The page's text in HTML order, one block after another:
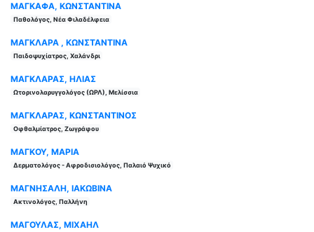
ΜΑΓΚΑΦΑ, ΚΩΝΣΤΑΝΤΙΝΑ
Παθολόγος, Νέα Φιλαδέλφεια
ΜΑΓΚΛΑΡΑ , ΚΩΝΣΤΑΝΤΙΝΑ
Παιδοψυχίατρος, Χαλάνδρι
ΜΑΓΚΛΑΡΑΣ, ΗΛΙΑΣ
Ωτορινολαρυγγολόγος (ΩΡΛ), Μελίσσια
ΜΑΓΚΛΑΡΑΣ, ΚΩΝΣΤΑΝΤΙΝΟΣ
Οφθαλμίατρος, Ζωγράφου
ΜΑΓΚΟΥ, ΜΑΡΙΑ
Δερματολόγος - Αφροδισιολόγος, Παλαιό Ψυχικό
ΜΑΓΝΗΣΑΛΗ, ΙΑΚΩΒΙΝΑ
Ακτινολόγος, Παλλήνη
ΜΑΓΟΥΛΑΣ, ΜΙΧΑΗΛ